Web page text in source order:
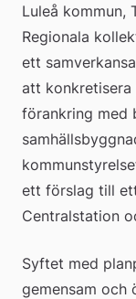
Luleå kommun,
Regionala
ett
att konkretisera
förankring med
ett förslag till
Centralstation
Syftet med
gemensam och